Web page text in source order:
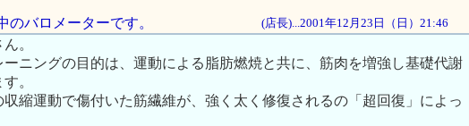
のバロメーターです。 (店長)...2001年12月23日（日）21:46
。
ニングの目的は、運動による脂肪燃焼と共に、筋肉を増強し基礎代謝
。
縮運動で傷付いた筋繊維が、強く太く修復されるの「超回復」によっ